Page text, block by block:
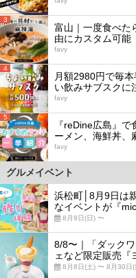
3
富山｜一度食べた
由にカスタム可能
favy
4
月額2980円で毎
い飲みサブスクに
favy
5
『reDine広島』
ーメン、海鮮丼、
favy
グルメイベント
浜松町│8月9日は
なイベントが『
8月9日(日) 〜
8/8〜｜「ダック
ェなど限定販売『
8月8日(土) 〜 8月30日(